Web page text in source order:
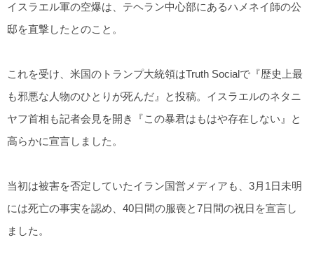
イスラエル軍の空爆は、テヘラン中心部にあるハメネイ師の公
邸を直撃したとのこと。
これを受け、米国のトランプ大統領はTruth Socialで『歴史上最
も邪悪な人物のひとりが死んだ』と投稿。イスラエルのネタニ
ヤフ首相も記者会見を開き『この暴君はもはや存在しない』と
高らかに宣言しました。
当初は被害を否定していたイラン国営メディアも、3月1日未明
には死亡の事実を認め、40日間の服喪と7日間の祝日を宣言し
ました。